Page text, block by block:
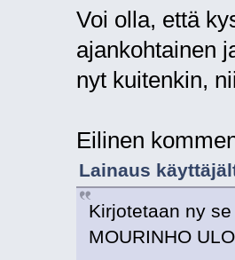
Voi olla, että
ajankohtainen
nyt kuitenkin,
Eilinen
Lainaus
Kirjotetaan ny
MOURINHO